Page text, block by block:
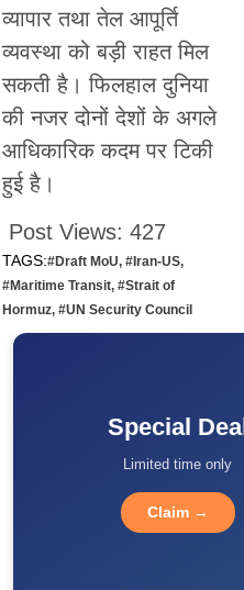
व्यापार तथा तेल आपूर्ति
व्यवस्था को बड़ी राहत मिल
सकती है। फिलहाल दुनिया
की नजर दोनों देशों के अगले
आधिकारिक कदम पर टिकी
हुई है।
Post Views: 427
TAGS:#Draft MoU, #Iran-US,
#Maritime Transit, #Strait of
Hormuz, #UN Security Council
Special
Limited time only
Claim →